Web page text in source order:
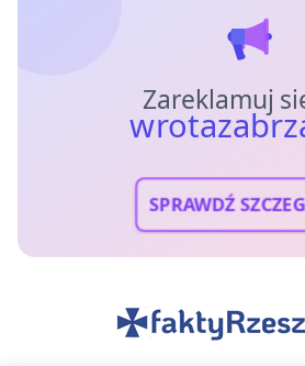
Zareklamuj
SPRAWDŹ